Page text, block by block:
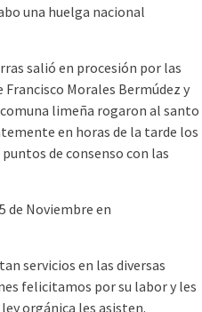
una huelga nacional
salió en procesión por las
Morales Bermúdez y
limeña rogaron al santo
en horas de la tarde los
de consenso con las
de Noviembre en
servicios en las diversas
felicitamos por su labor y les
orgánica les asisten.